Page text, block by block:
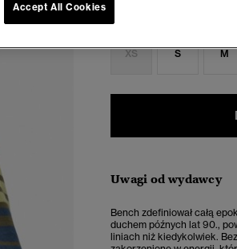
XS S M
Uwagi od wydawcy
Bench zdefiniował całą
duchem późnych lat 90.,
liniach niż kiedykolwiek.
Accept All Cookies